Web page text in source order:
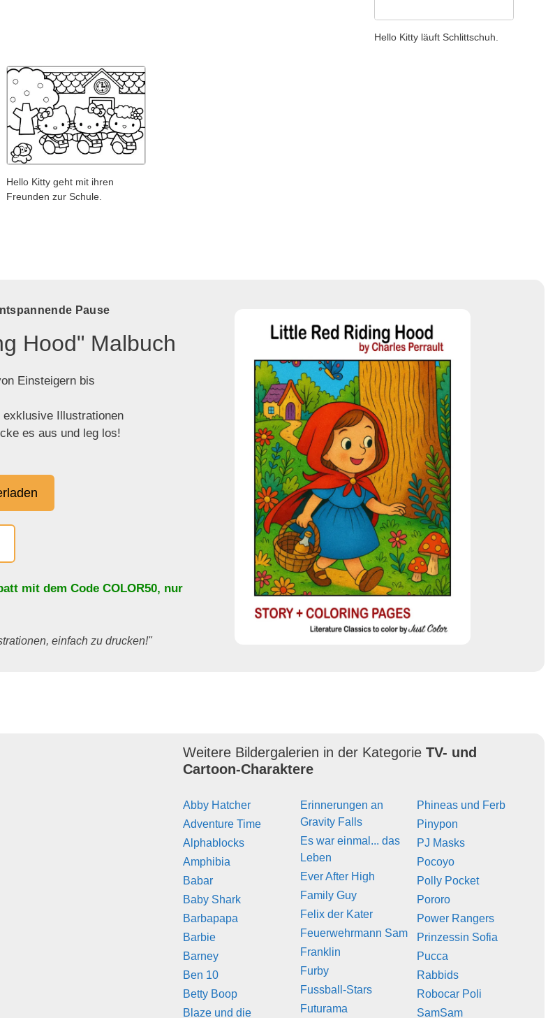
Hello Kitty läuft Schlittschuh.
Hello Kitty geht mit ihren
Freunden zur Schule.
Pause
Hood" Malbuch
Einsteigern bis
exklusive Illustrationen
es aus und leg los!
mit dem Code COLOR50, nur
einfach zu drucken!"
Weitere Bildergalerien in der KategorieTV- und
Cartoon-Charaktere
Abby Hatcher
Adventure Time
Alphablocks
Amphibia
Babar
Baby Shark
Barbapapa
Barbie
Barney
Ben 10
Betty Boop
Blaze und die
Erinnerungen an
Gravity Falls
Es war einmal... das
Leben
Ever After High
Family Guy
Felix der Kater
Feuerwehrmann Sam
Franklin
Furby
Fussball-Stars
Futurama
Phineas und Ferb
Pinypon
PJ Masks
Pocoyo
Polly Pocket
Pororo
Power Rangers
Prinzessin Sofia
Pucca
Rabbids
Robocar Poli
SamSam